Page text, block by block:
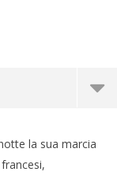
la sua marcia